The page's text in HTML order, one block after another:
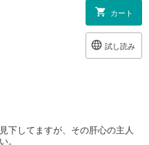
カート
試し読み
下してますが、その肝心の主人
。